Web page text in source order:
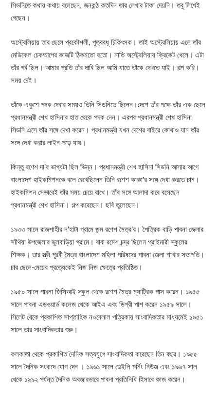
সিডনিতে কথায় কথায় বলেছেন, জনকন্ঠ কতদিন তার লেখার টাকা দেয়নি। তবু লিখেই
গেছেন।
অস্ট্রেলিয়ায় তার ছেলে প্রকৌশলী, পুত্রবধূ চিকিৎসক। তাই অস্ট্রেলিয়ায় এলে তাঁর
মেডিকেল চেকআপের কাজটি ঠিকমতো হতো। নাতি অস্ট্রেলিয়ায় ক্রিকেট খেলে। এটা
তাঁর গর্ব ছিল। আমার প্রতি তাঁর দাবি ছিল আমি যাতে তাঁকে দেখতে যাই। গল্প করি।
সময় দেই।
তাঁকে একুশে পদক দেবার সময়ও তিনি সিডনিতে ছিলেন।দেশে তাঁর পক্ষে তাঁর এক ছেলে
প্রধানমন্ত্রী শেখ হাসিনার হাত থেকে পদক নেন। এরপর প্রধানমন্ত্রী শেখ হাসিনা
সিডনি এসে তাঁর সঙ্গে দেখা করেন। প্রধানমন্ত্রী যখন দেশের বাইরে কোথাও যান তাঁর
সঙ্গে দেখা করার লাইন পড়ে যায়।
কিন্তু রণেশ দা’র ভাগ্যটা ছিল ভিন্ন। প্রধানমন্ত্রী শেখ হাসিনা সিডনি আসার আগে
বাংলাদেশ হাইকমিশনকে বলে রেখেছিলেন তিনি রণেশ কাকা’র সঙ্গে দেখা করতে চান।
হাইকমিশন সেভাবেই তাঁর সময় চেয়ে রাখে। তাঁর সঙ্গে আলাদা করে বসেছেন
প্রধানমন্ত্রী শেখ হাসিনা। গল্প করেছেন। ছবি তুলেছেন।
১৯৩৩ সালে রাজশাহীর ন’হাটা গ্রামে জন্ম রণেশ মৈত্র’র। পৈত্রিক বাড়ি পাবনা জেলার
সাঁথিয়া উপজেলার ভুলবাড়িয়া গ্রামে। বাবা রমেশ চন্দ্র ছিলেন প্রাইমারী স্কুলের
শিক্ষক। তার স্ত্রী পূরবী মৈত্র বাংলাদেশ মহিলা পরিষদের পাবনা জেলা শাখার সভাপতি।
চার ছেলে-মেয়ের প্রত্যেকেই নিজ নিজ ক্ষেত্রে প্রতিষ্ঠিত।
১৯৫০ সালে পাবনা জিসিআই স্কুল থেকে রণেশ মৈত্র ম্যাট্রিক পাস করেন। ১৯৫৫
সালে পাবনা এডওয়ার্ড কলেজ থেকে আইএ এবং ডিগ্রী পাশ করেন ১৯৫৯ সালে।
সিলেট থেকে প্রকাশিত সাপ্তাহিক নওবেলাল পত্রিকায় সাংবাদিকতার মাধ্যমেই ১৯৫১
সালে তার সাংবাদিকতার শুরু।
কলকাতা থেকে প্রকাশিত দৈনিক সত্যযুগে সাংবাদিকতা করেছেন তিন বছর। ১৯৫৫
সালে দৈনিক সংবাদে যোগ দেন । ১৯৬১ সালে ডেইলি মর্নিং নিউজ এবং ১৯৬৭ সাল
থেকে ১৯৯২ পর্যন্ত দৈনিক অবজারভারে পাবনা প্রতিনিধি হিসাবে কাজ করেন।